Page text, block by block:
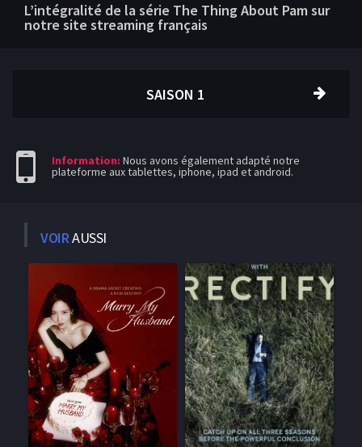
L’intégralité de la série The Thing About Pam sur
notre site streaming français
SAISON 1
Information: Nous avons également adapté notre
plateforme aux tablettes, iphone, ipad et android.
VOIRAUSSI